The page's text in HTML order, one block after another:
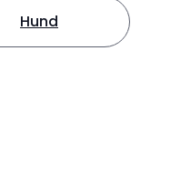
Hund